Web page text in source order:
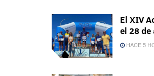
El XIV
el 28 de
HACE 5